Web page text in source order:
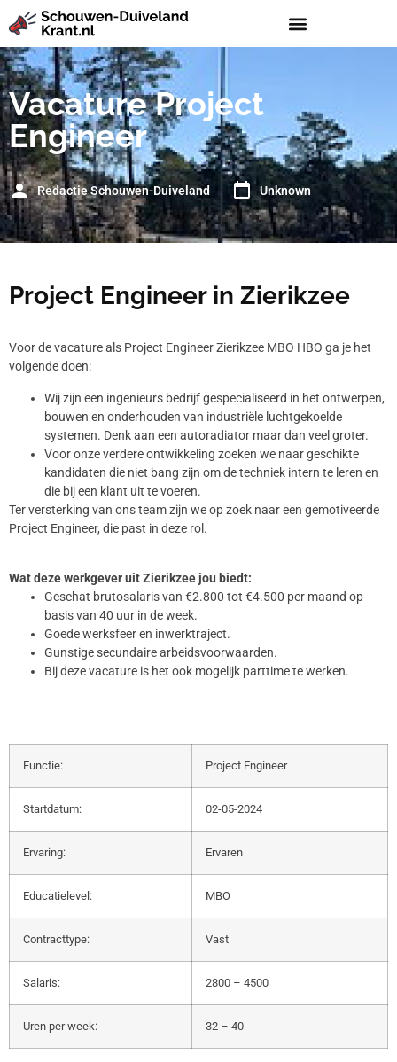
Vacature Project
Engineer
Redactie Schouwen-Duiveland Unknown
Project Engineer in Zierikzee
Voor de vacature als Project Engineer Zierikzee MBO HBO ga je het
volgende doen:
Wij zijn een ingenieurs bedrijf gespecialiseerd in het ontwerpen,
bouwen en onderhouden van industriële luchtgekoelde
systemen. Denk aan een autoradiator maar dan veel groter.
Voor onze verdere ontwikkeling zoeken we naar geschikte
kandidaten die niet bang zijn om de techniek intern te leren en
die bij een klant uit te voeren.
Ter versterking van ons team zijn we op zoek naar een gemotiveerde
Project Engineer, die past in deze rol.
Wat deze werkgever uit Zierikzee jou biedt:
Geschat brutosalaris van €2.800 tot €4.500 per maand op
basis van 40 uur in de week.
Goede werksfeer en inwerktraject.
Gunstige secundaire arbeidsvoorwaarden.
Bij deze vacature is het ook mogelijk parttime te werken.
Functie: Project Engineer
Startdatum: 02-05-2024
Ervaring: Ervaren
Educatielevel: MBO
Contracttype: Vast
Salaris: 2800 – 4500
Uren per week: 32 – 40